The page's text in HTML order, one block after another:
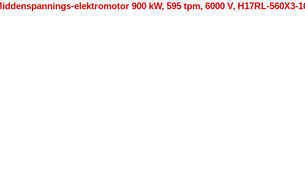
elektromotor 900 kW, 595 tpm, 6000 V, H17RL-560X3-